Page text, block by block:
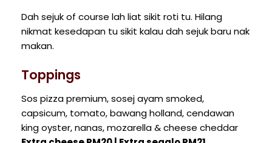
Dah sejuk of course lah liat sikit roti tu. Hilang
nikmat kesedapan tu sikit kalau dah sejuk baru nak
makan.
Toppings
Sos pizza premium, sosej ayam smoked,
capsicum, tomato, bawang holland, cendawan
king oyster, nanas, mozarella & cheese cheddar